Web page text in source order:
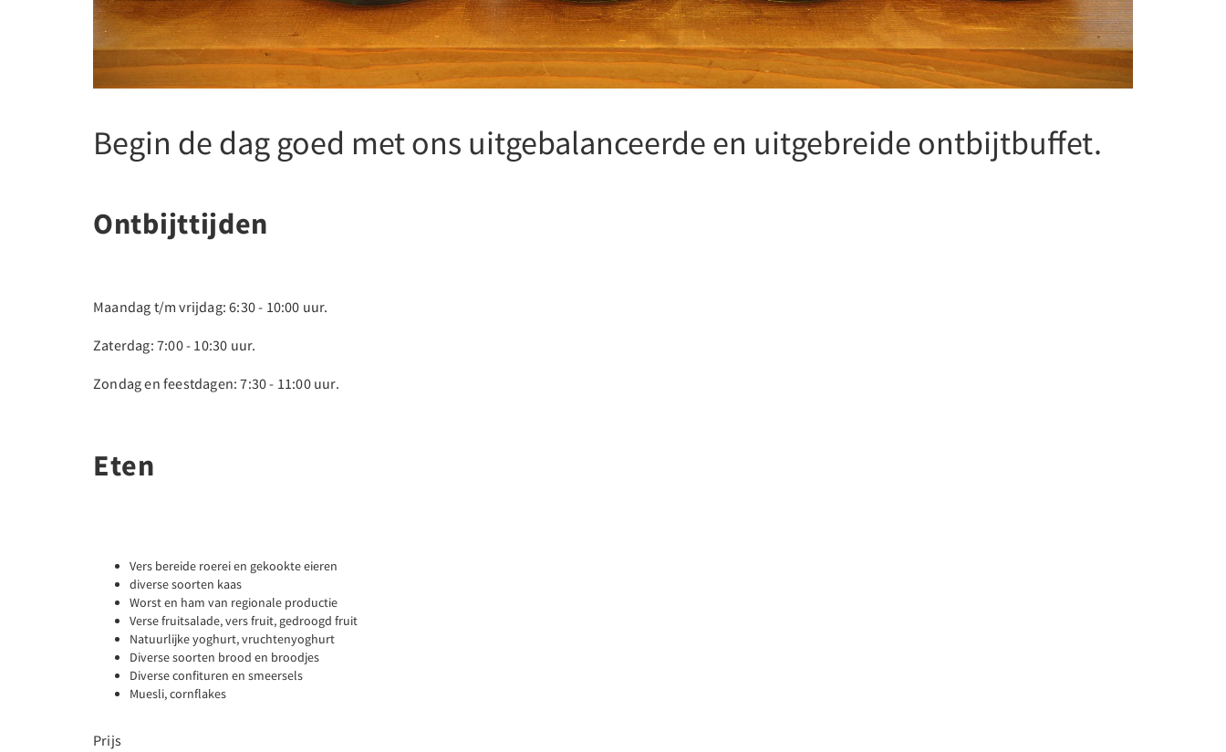
Begin de dag goed met ons uitgebalanceerde en uitgebreide ontbijtbuffet.
Ontbijttijden
Maandag t/m vrijdag: 6:30 - 10:00 uur.
Zaterdag: 7:00 - 10:30 uur.
Zondag en feestdagen: 7:30 - 11:00 uur.
Eten
Vers bereide roerei en gekookte eieren
diverse soorten kaas
Worst en ham van regionale productie
Verse fruitsalade, vers fruit, gedroogd fruit
Natuurlijke yoghurt, vruchtenyoghurt
Diverse soorten brood en broodjes
Diverse confituren en smeersels
Muesli, cornflakes
Prijs